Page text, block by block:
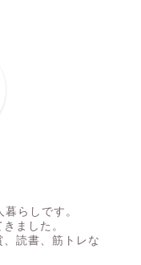
らしです。
ました。
読書、筋トレな